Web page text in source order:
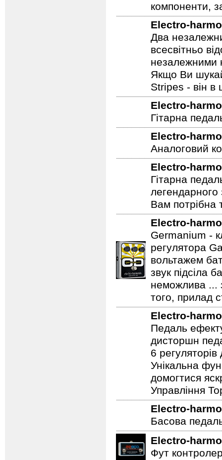
Electro-
Педаль
компоненти,
Electro-
Два
всесвітньо
незалежними
Якщо Ви
Stripes - він в
Electro-
Гітарна
Electro-
Аналоговий
Electro-
Гітарна
Вам потрібна
Electro-
Germanium -
регулятора
вольтажем
звук підсіла
неможлива ...
того, прилад
Electro-
Педаль
дисторшн
6
Унікальна
домогтися
Управління
Electro-
Басова